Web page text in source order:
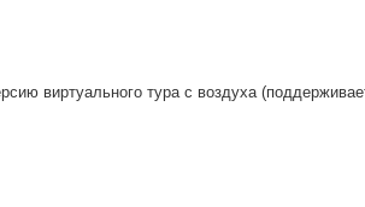
виртуального тура с воздуха